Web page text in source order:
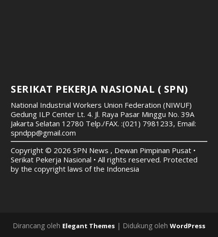
SERIKAT PEKERJA NASIONAL ( SPN)
National Industrial Workers Union Federation (NIWUF)
Gedung ILP Center Lt. 4. Jl. Raya Pasar Minggu No. 39A
Jakarta Selatan 12780 Telp./FAX. :(021) 7981233, Email:
spndpp@gmail.com
Copyright © 2026 SPN News , Dewan Pimpinan Pusat •
Serikat Pekerja Nasional • All rights reserved. Protected
by the copyright laws of the Indonesia
Dirancang oleh Elegant Themes | Didukung oleh WordPress